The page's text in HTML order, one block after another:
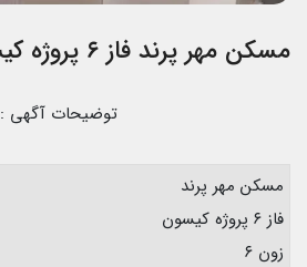
مسکن مهر پرند فاز ۶ پروژه کیسون زون ۶
توضیحات آگهی :
مسکن مهر پرند
فاز ۶ پروژه کیسون
زون ۶